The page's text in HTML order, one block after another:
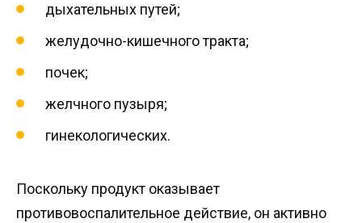
дыхательных путей;
желудочно-кишечного тракта;
почек;
желчного пузыря;
гинекологических.
Поскольку продукт оказывает
противовоспалительное действие, он активно